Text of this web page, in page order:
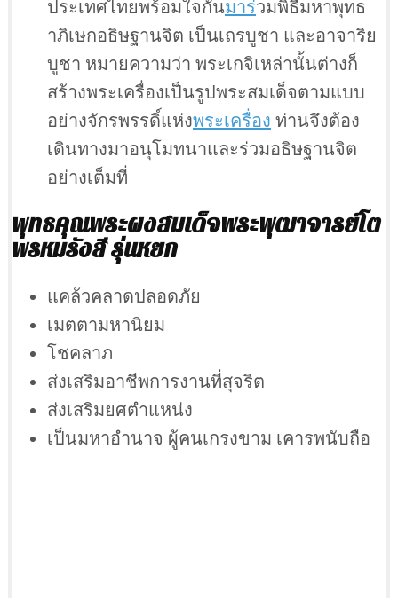
ประเทศไทยพร้อมใจกันมาร่วมพิธีมหาพุทธ
าภิเษกอธิษฐานจิต เป็นเถรบูชา และอาจาริย
บูชา หมายความว่า พระเกจิเหล่านั้นต่างก็
สร้างพระเครื่องเป็นรูปพระสมเด็จตามแบบ
อย่างจักรพรรดิ์แห่งพระเครื่อง ท่านจึงต้อง
เดินทางมาอนุโมทนาและร่วมอธิษฐานจิต
อย่างเต็มที่
พุทธคุณพระผงสมเด็จพระพุฒาจารย์โต
พรหมรังสี รุ่นหยก
แคล้วคลาดปลอดภัย
เมตตามหานิยม
โชคลาภ
ส่งเสริมอาชีพการงานที่สุจริต
ส่งเสริมยศตำแหน่ง
เป็นมหาอำนาจ ผู้คนเกรงขาม เคารพนับถือ